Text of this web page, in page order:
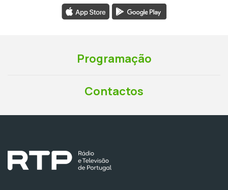
Programação
Contactos